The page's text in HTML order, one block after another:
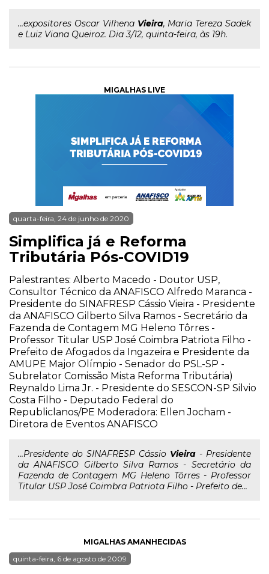
...expositores Oscar Vilhena Vieira, Maria Tereza Sadek
e Luiz Viana Queiroz. Dia 3/12, quinta-feira, às 19h.
MIGALHAS LIVE
quarta-feira, 24 de junho de 2020
Simplifica já e Reforma
Tributária Pós-COVID19
Palestrantes: Alberto Macedo - Doutor USP,
Consultor Técnico da ANAFISCO Alfredo Maranca -
Presidente do SINAFRESP Cássio Vieira - Presidente
da ANAFISCO Gilberto Silva Ramos - Secretário da
Fazenda de Contagem MG Heleno Tôrres -
Professor Titular USP José Coimbra Patriota Filho -
Prefeito de Afogados da Ingazeira e Presidente da
AMUPE Major Olímpio - Senador do PSL-SP -
Subrelator Comissão Mista Reforma Tributária)
Reynaldo Lima Jr. - Presidente do SESCON-SP Silvio
Costa Filho - Deputado Federal do
Republiclanos/PE Moderadora: Ellen Jocham -
Diretora de Eventos ANAFISCO
...Presidente do SINAFRESP Cássio Vieira - Presidente
da ANAFISCO Gilberto Silva Ramos - Secretário da
Fazenda de Contagem MG Heleno Tôrres - Professor
Titular USP José Coimbra Patriota Filho - Prefeito de...
MIGALHAS AMANHECIDAS
quinta-feira, 6 de agosto de 2009